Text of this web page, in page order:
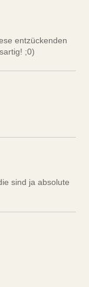
entzückenden
;0)
sind ja absolute